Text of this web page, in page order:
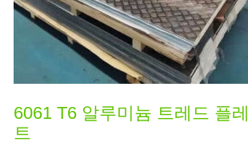
6061 T6 알루미늄 트레드 플레
트